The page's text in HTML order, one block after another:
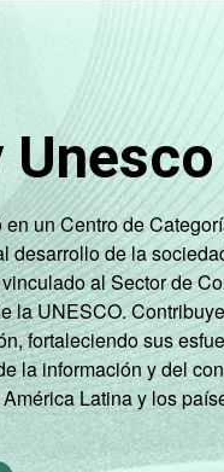
un Centro de
desarrollo de la
al Sector de
la UNESCO.
fortaleciendo sus
la información y del
Latina y los